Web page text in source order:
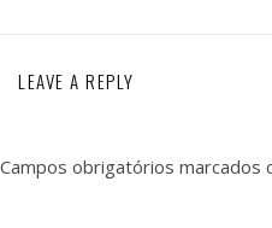
LEAVE A REPLY
Campos obrigatórios marcados